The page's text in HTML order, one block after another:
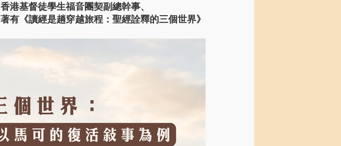
香港基督徒學生福音團契副總幹事、
著有《讀經是趟穿越旅程：聖經詮釋的三個世界》